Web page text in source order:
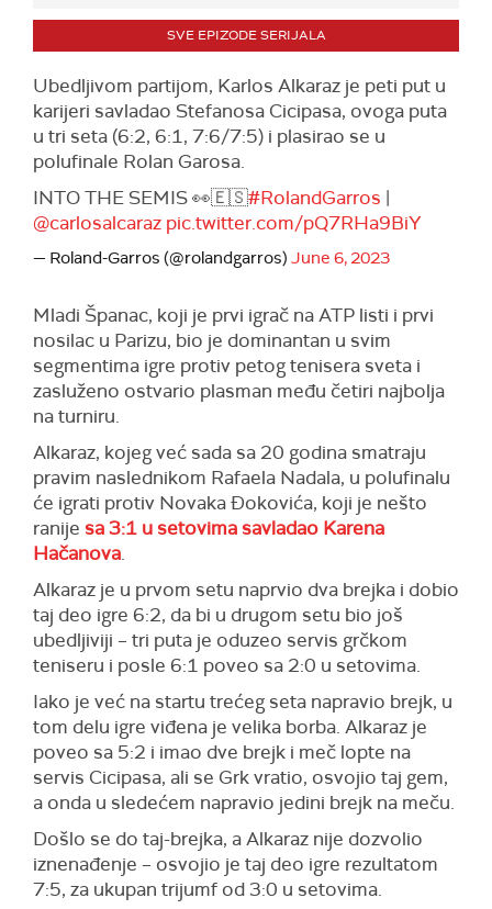
SVE EPIZODE SERIJALA
Ubedljivom partijom, Karlos Alkaraz je peti put u
karijeri savladao Stefanosa Cicipasa, ovoga puta
u tri seta (6:2, 6:1, 7:6/7:5) i plasirao se u
polufinale Rolan Garosa.
INTO THE SEMIS 👀🇪🇸#RolandGarros |
@carlosalcaraz pic.twitter.com/pQ7RHa9BiY
— Roland-Garros (@rolandgarros) June 6, 2023
Mladi Španac, koji je prvi igrač na ATP listi i prvi
nosilac u Parizu, bio je dominantan u svim
segmentima igre protiv petog tenisera sveta i
zasluženo ostvario plasman među četiri najbolja
na turniru.
Alkaraz, kojeg već sada sa 20 godina smatraju
pravim naslednikom Rafaela Nadala, u polufinalu
će igrati protiv Novaka Đokovića, koji je nešto
ranije sa 3:1 u setovima savladao Karena
Hačanova.
Alkaraz je u prvom setu naprvio dva brejka i dobio
taj deo igre 6:2, da bi u drugom setu bio još
ubedljiviji – tri puta je oduzeo servis grčkom
teniseru i posle 6:1 poveo sa 2:0 u setovima.
Iako je već na startu trećeg seta napravio brejk, u
tom delu igre viđena je velika borba. Alkaraz je
poveo sa 5:2 i imao dve brejk i meč lopte na
servis Cicipasa, ali se Grk vratio, osvojio taj gem,
a onda u sledećem napravio jedini brejk na meču.
Došlo se do taj-brejka, a Alkaraz nije dozvolio
iznenađenje – osvojio je taj deo igre rezultatom
7:5, za ukupan trijumf od 3:0 u setovima.